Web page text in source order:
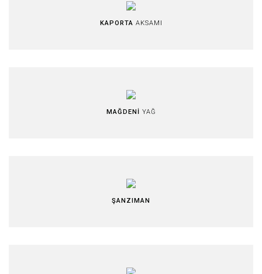
KAPORTA AKSAMI
MAĞDENİ YAĞ
ŞANZIMAN